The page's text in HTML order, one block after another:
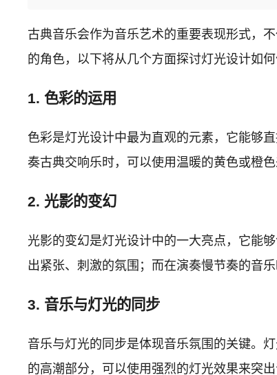
古典音乐会作为音乐艺术的重要表现形式，
的角色，以下将从几个方面探讨灯光设计如何
1. 色彩的运用
色彩是灯光设计中最为直观的元素，它能够
奏古典交响乐时，可以使用温暖的黄色或橙
2. 光影的变幻
光影的变幻是灯光设计中的一大亮点，它能
出紧张、刺激的氛围；而在演奏慢节奏的音
3. 音乐与灯光的同步
音乐与灯光的同步是体现音乐氛围的关键。
的高潮部分，可以使用强烈的灯光效果来突